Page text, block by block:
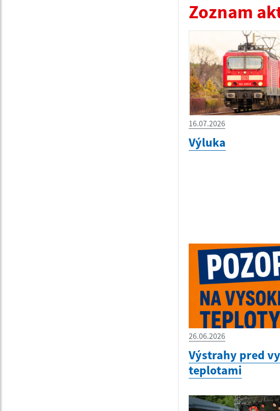
Zoznam
16.07.2026
Výluka
26.06.2026
Výstrahy pred
teplotami